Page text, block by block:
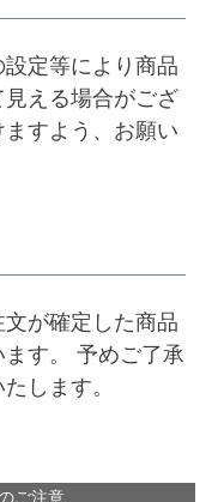
定等により商品
える場合がござ
すよう、お願い
が確定した商品
す。 予めご了承
します。
ご注意